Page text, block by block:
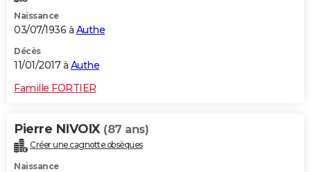
Naissance
03/07/1936 à Authe
Décès
11/01/2017 à Authe
Famille FORTIER
Pierre NIVOIX (87 ans)
Créer une cagnotte obsèques
Naissance